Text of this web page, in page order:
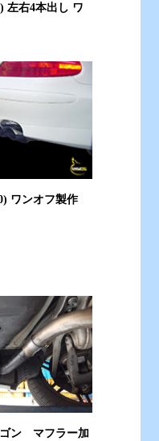
左右4本出し ワ
ワンオフ製作
ン マフラー加